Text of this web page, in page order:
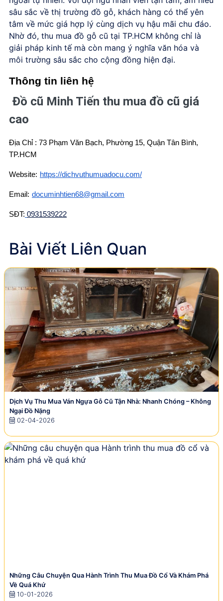
sâu sắc về thị trường đồ gỗ, khách hàng có thể yên
tâm về mức giá hợp lý cùng dịch vụ hậu mãi chu đáo.
Nhờ đó, thu mua đồ gỗ cũ tại TP.HCM không chỉ là
giải pháp kinh tế mà còn mang ý nghĩa văn hóa và
môi trường sâu sắc cho cộng đồng hiện đại.
Thông tin liên hệ
Đồ cũ Minh Tiến thu mua đồ cũ giá
cao
Địa Chỉ : 73 Phạm Văn Bạch, Phường 15, Quận Tân Bình,
TP.HCM
Website: https://dichvuthumuadocu.com/
Email: documinhtien68@gmail.com
SĐT: 0931539222
Bài Viết Liên Quan
Dịch Vụ Thu Mua Ván Ngựa Gỗ Cũ Tận Nhà: Nhanh Chóng – Không
Ngại Đồ Nặng
02-04-2026
Những Câu Chuyện Qua Hành Trình Thu Mua Đồ Cổ Và Khám Phá
Về Quá Khứ
10-01-2026